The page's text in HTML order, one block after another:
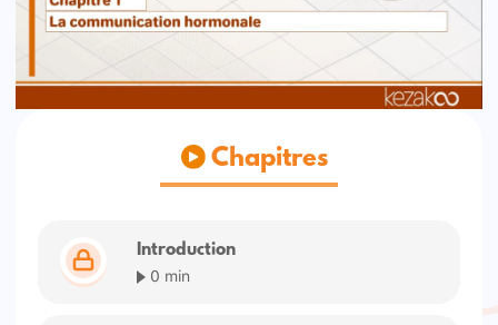
Chapitres
Introduction
0 min